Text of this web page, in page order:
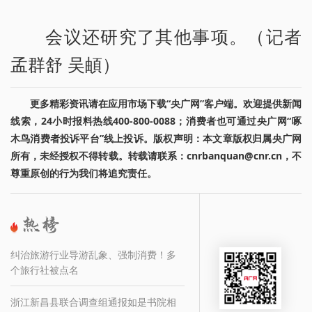
会议还研究了其他事项。（记者
孟群舒 吴頔）
更多精彩资讯请在应用市场下载“央广网”客户端。欢迎提供新闻
线索，24小时报料热线400-800-0088；消费者也可通过央广网“啄
木鸟消费者投诉平台”线上投诉。版权声明：本文章版权归属央广网
所有，未经授权不得转载。转载请联系：cnrbanquan@cnr.cn，不
尊重原创的行为我们将追究责任。
纠治旅游行业导游乱象、强制消费！多
个旅行社被点名
浙江新昌县联合调查组通报如是书院相